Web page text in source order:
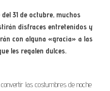
31 de octubre, muchos
disfraces entretenidos y
con alguna «gracia» a las
les regalen dulces.
convertir las costumbres de noche